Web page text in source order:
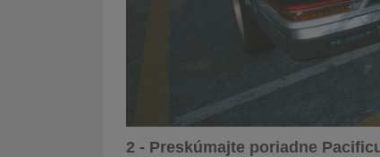
2 - Preskúmajte poriadne